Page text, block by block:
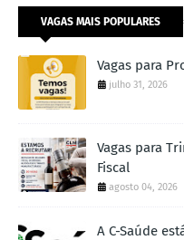
VAGAS MAIS POPULARES
Vagas para
julho 31, 2026
Vagas para
Fiscal
agosto 04, 2026
A C-Saúde